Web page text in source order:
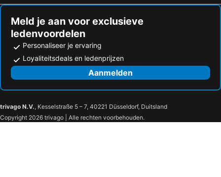
ZEN Hotel
Adamas House Hotel Boutique
Hotel Casa Gardenia
Selina Quito
La Coupole Hotel
Boutique Cultura Manor
Casa Aliso Hotel Boutique
Meld je aan voor exclusieve
ledenvoordelen
Personaliseer je ervaring
Loyaliteitsdeals en ledenprijzen
Aanmelden
trivago N.V., Kesselstraße 5 – 7, 40221 Düsseldorf, Duitsland
Copyright 2026 trivago | Alle rechten voorbehouden.